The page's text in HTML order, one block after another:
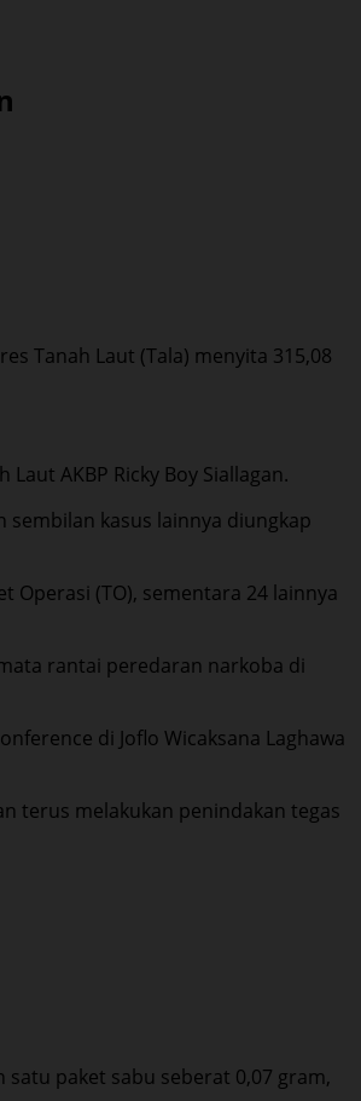
Tanah Laut (Tala) menyita 315,08
AKBP Ricky Boy Siallagan.
sembilan kasus lainnya diungkap
Operasi (TO), sementara 24 lainnya
rantai peredaran narkoba di
di Joflo Wicaksana Laghawa
terus melakukan penindakan tegas
paket sabu seberat 0,07 gram,